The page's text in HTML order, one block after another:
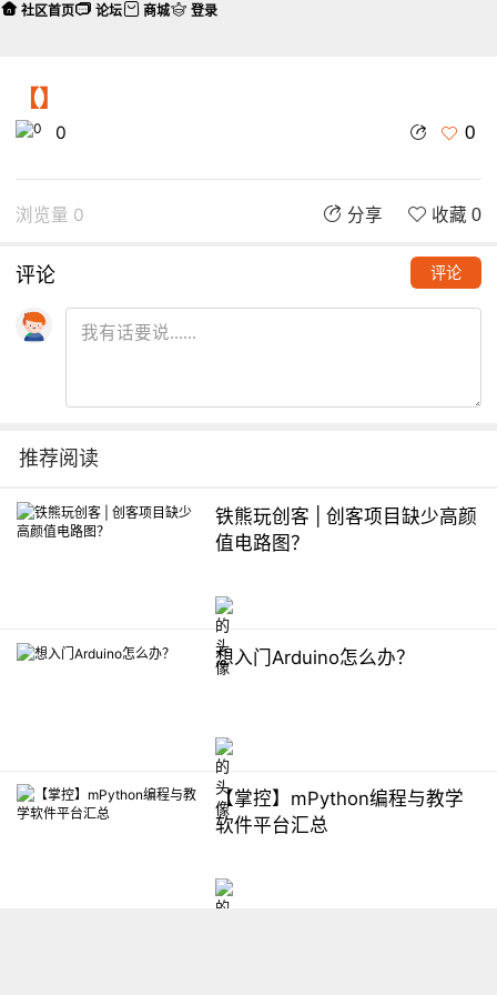
【】
0 0
浏览量 0 分享 收藏 0
评论 评论
推荐阅读
铁熊玩创客 | 创客项目缺少高颜
值电路图？
想入门Arduino怎么办？
【掌控】mPython编程与教学
软件平台汇总
社区首页 论坛 商城 登录